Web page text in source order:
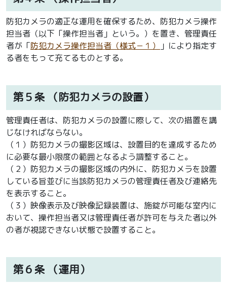
防犯カメラの適正な運用を確保するため、防犯カメラ操作
担当者（以下「操作担当者」という。）を置き、管理責任
者が「防犯カメラ操作担当者（様式－１）
」により指定す
る者をもって充てるものとする。
第５条 （防犯カメラの設置）
管理責任者は、防犯カメラの設置に際して、次の措置を講
じなければならない。
（１）防犯カメラの撮影区域は、設置目的を達成するため
に必要な最小限度の範囲となるよう調整すること。
（２）防犯カメラの撮影区域の内外に、防犯カメラを設置
している旨並びに当該防犯カメラの管理責任者及び連絡先
を表示すること。
（３）映像表示及び映像記録装置は、施錠が可能な室内に
おいて、操作担当者又は管理責任者が許可を与えた者以外
の者が視認できない状態で設置すること。
第６条 （運用）